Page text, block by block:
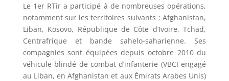
Le 1er RTir a participé à de nombreuses opérations,
notamment sur les territoires suivants : Afghanistan,
Liban, Kosovo, République de Côte d’Ivoire, Tchad,
Centrafrique et bande sahelo-saharienne. Ses
compagnies sont équipées depuis octobre 2010 du
véhicule blindé de combat d’infanterie (VBCI engagé
au Liban, en Afghanistan et aux Émirats Arabes Unis)